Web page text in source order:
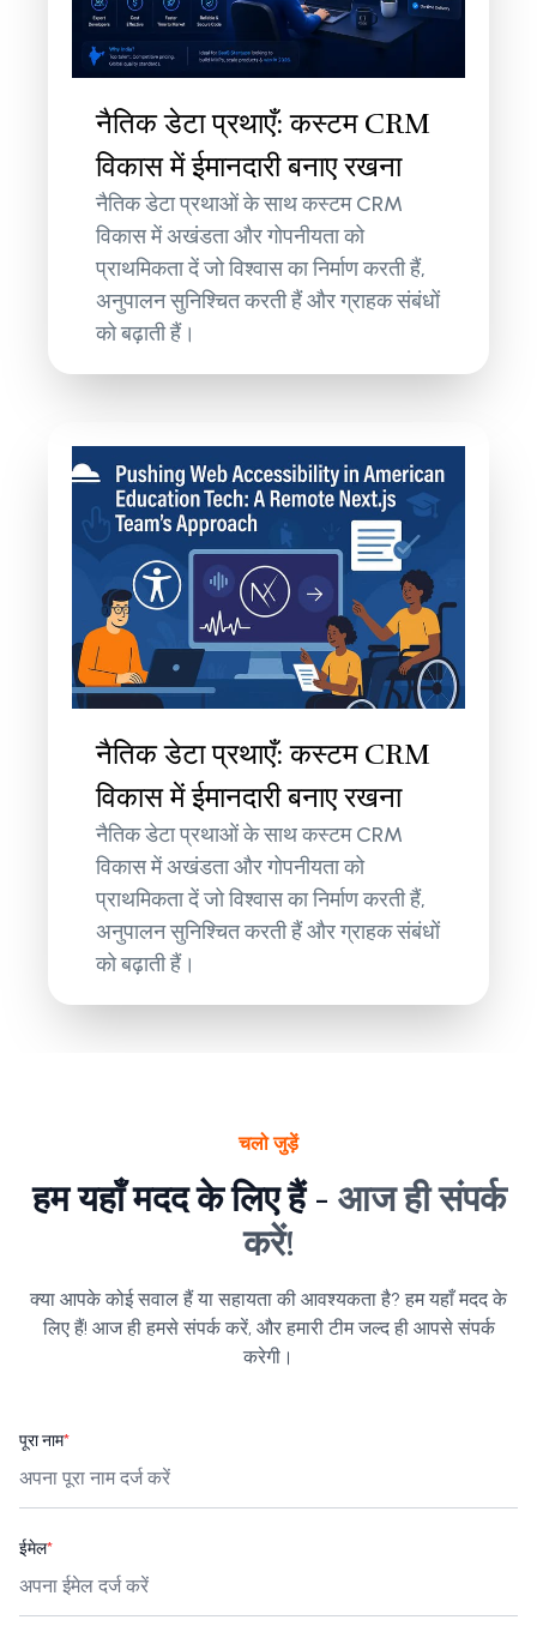
नैतिक डेटा प्रथाएँ: कस्टम CRM
विकास में ईमानदारी बनाए रखना
नैतिक डेटा प्रथाओं के साथ कस्टम CRM
विकास में अखंडता और गोपनीयता को
प्राथमिकता दें जो विश्वास का निर्माण करती हैं,
अनुपालन सुनिश्चित करती हैं और ग्राहक संबंधों
को बढ़ाती हैं।
नैतिक डेटा प्रथाएँ: कस्टम CRM
विकास में ईमानदारी बनाए रखना
नैतिक डेटा प्रथाओं के साथ कस्टम CRM
विकास में अखंडता और गोपनीयता को
प्राथमिकता दें जो विश्वास का निर्माण करती हैं,
अनुपालन सुनिश्चित करती हैं और ग्राहक संबंधों
को बढ़ाती हैं।
चलो जुड़ें
हम यहाँ मदद के लिए हैं - आज ही संपर्क
करें!
क्या आपके कोई सवाल हैं या सहायता की आवश्यकता है? हम यहाँ मदद के
लिए हैं! आज ही हमसे संपर्क करें, और हमारी टीम जल्द ही आपसे संपर्क
करेगी।
पूरा नाम*
ईमेल*